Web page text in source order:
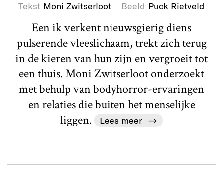
Tekst Moni Zwitserloot Beeld Puck Rietveld
Een ik verkent nieuwsgierig diens
pulserende vleeslichaam, trekt zich terug
in de kieren van hun zijn en vergroeit tot
een thuis. Moni Zwitserloot onderzoekt
met behulp van bodyhorror-ervaringen
en relaties die buiten het menselijke
liggen.
Lees meer